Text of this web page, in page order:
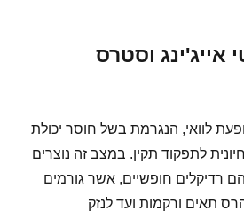
אייג'ינג וסטרס
לוואי, הנגרמת בשל חוסר יכולת
לתפקוד תקין. במצב זה נוצרים
רדיקלים חופשיים, אשר גורמים
תאים ורקמות ועד לנזק